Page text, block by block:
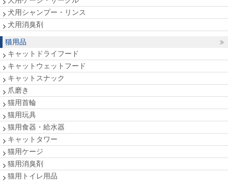
犬用シャンプー・リンス
犬用消臭剤
猫用品
キャットドライフード
キャットウェットフード
キャットスナック
爪磨き
猫用首輪
猫用玩具
猫用食器・給水器
キャットタワー
猫用ケージ
猫用消臭剤
猫用トイレ用品